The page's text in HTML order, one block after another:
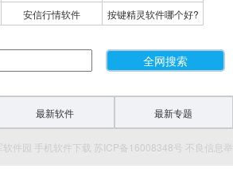
器下载合集
安信行情软件
按键精灵软件哪个好?
最新软件 最新专题
件园 手机软件下载 苏ICP备16008348号 不良信息举